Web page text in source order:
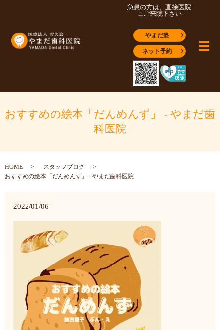
急患の方は、直接医院
にご来院下さい
やまだ塾
ネット予約 メ
おすすめの絵本「だんめんず」 - やまだ歯
科医院
HOME
スタッフブログ
おすすめの絵本「だんめんず」 - やまだ歯科医院
2022/01/06